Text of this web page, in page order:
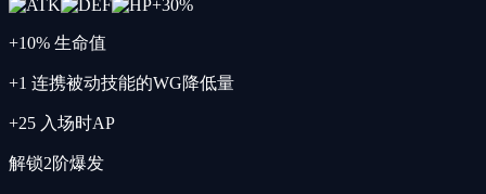
+30%
+10% 生命值
+1 连携被动技能的WG降低量
+25 入场时AP
解锁2阶爆发